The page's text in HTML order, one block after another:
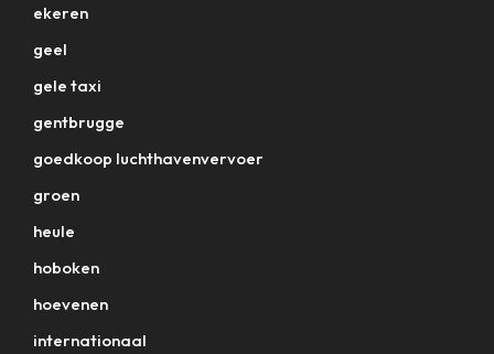
ekeren
geel
gele taxi
gentbrugge
goedkoop luchthavenvervoer
groen
heule
hoboken
hoevenen
internationaal